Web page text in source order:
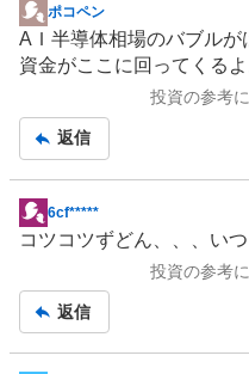
掲
示
板
ポコペン
AＩ半導体相場のバブルが
資金がここに回ってくるよ
投資の参考
返信
掲
示
事
6cf*****
コツコツずどん、、、い
投資の参考
返信